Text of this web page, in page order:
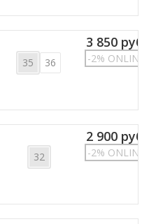
35 36
3 850 руб.
-2% ONLINE
32
2 900 руб.
-2% ONLINE